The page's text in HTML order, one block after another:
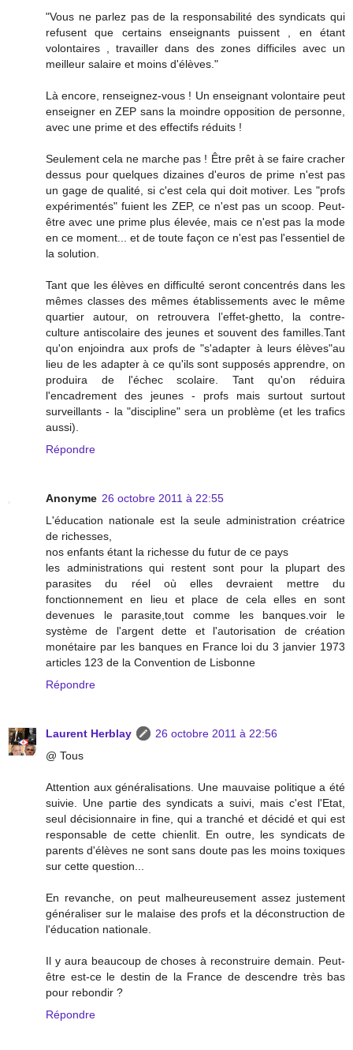
"Vous ne parlez pas de la responsabilité des syndicats qui
refusent que certains enseignants puissent , en étant
volontaires , travailler dans des zones difficiles avec un
meilleur salaire et moins d'élèves."
Là encore, renseignez-vous ! Un enseignant volontaire peut
enseigner en ZEP sans la moindre opposition de personne,
avec une prime et des effectifs réduits !
Seulement cela ne marche pas ! Être prêt à se faire cracher
dessus pour quelques dizaines d'euros de prime n'est pas
un gage de qualité, si c'est cela qui doit motiver. Les "profs
expérimentés" fuient les ZEP, ce n'est pas un scoop. Peut-
être avec une prime plus élevée, mais ce n'est pas la mode
en ce moment... et de toute façon ce n'est pas l'essentiel de
la solution.
Tant que les élèves en difficulté seront concentrés dans les
mêmes classes des mêmes établissements avec le même
quartier autour, on retrouvera l’effet-ghetto, la contre-
culture antiscolaire des jeunes et souvent des familles.Tant
qu'on enjoindra aux profs de "s'adapter à leurs élèves"au
lieu de les adapter à ce qu'ils sont supposés apprendre, on
produira de l'échec scolaire. Tant qu'on réduira
l'encadrement des jeunes - profs mais surtout surtout
surveillants - la "discipline" sera un problème (et les trafics
aussi).
Répondre
Anonyme 26 octobre 2011 à 22:55
L'éducation nationale est la seule administration créatrice
de richesses,
nos enfants étant la richesse du futur de ce pays
les administrations qui restent sont pour la plupart des
parasites du réel où elles devraient mettre du
fonctionnement en lieu et place de cela elles en sont
devenues le parasite,tout comme les banques.voir le
système de l'argent dette et l'autorisation de création
monétaire par les banques en France loi du 3 janvier 1973
articles 123 de la Convention de Lisbonne
Répondre
Laurent Herblay
26 octobre 2011 à 22:56
@ Tous
Attention aux généralisations. Une mauvaise politique a été
suivie. Une partie des syndicats a suivi, mais c'est l'Etat,
seul décisionnaire in fine, qui a tranché et décidé et qui est
responsable de cette chienlit. En outre, les syndicats de
parents d'élèves ne sont sans doute pas les moins toxiques
sur cette question...
En revanche, on peut malheureusement assez justement
généraliser sur le malaise des profs et la déconstruction de
l'éducation nationale.
Il y aura beaucoup de choses à reconstruire demain. Peut-
être est-ce le destin de la France de descendre très bas
pour rebondir ?
Répondre